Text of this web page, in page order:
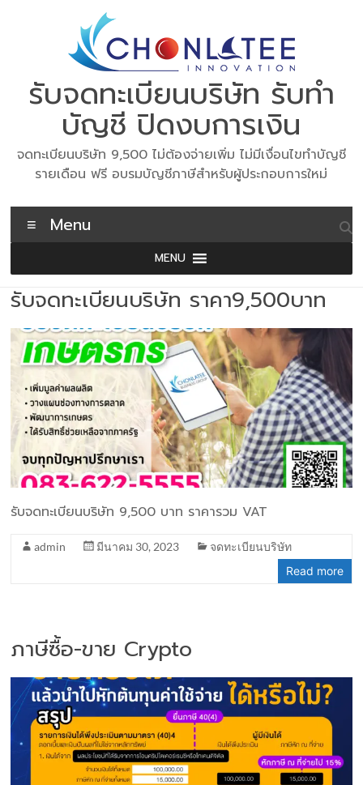
รับจดทะเบียนบริษัท รับทำ
บัญชี ปิดงบการเงิน
จดทะเบียนบริษัท 9,500 ไม่ต้องจ่ายเพิ่ม ไม่มีเงื่อนไขทำบัญชี
รายเดือน ฟรี อบรมบัญชีภาษีสำหรับผู้ประกอบการใหม่
Menu
MENU
รับจดทะเบียนบริษัท ราคา9,500บาท
รับจดทะเบียนบริษัท 9,500 บาท ราคารวม VAT
admin มีนาคม 30, 2023
จดทะเบียนบริษัท
Read more
ภาษีซื้อ-ขาย Crypto